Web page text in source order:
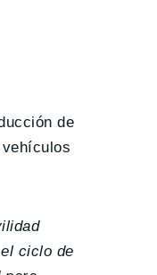
de
ciclo de